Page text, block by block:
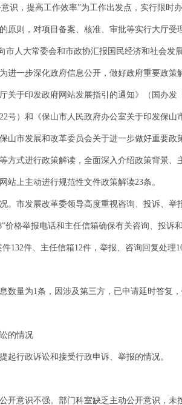
意识，提高工作效率”为工作出发点，实行限
原则，对项目备案、核准、审批等实行大厅受
市人大常委会和市政协汇报国民经济和社会发
进一步深化政府信息公开，做好政府重要政
关于印发政府网站发展指引的通知》（国办
号）和《保山市人民政府办公室关于印发保
山市发展和改革委员会关于进一步做好重要
方式进行政策解读，全面深入介绍政策背景
站上主动进行规范性文件政策解读23条。
。市发展改革委领导高度重视咨询、投诉、
价格举报电话和主任信箱确保有关咨询、投
132件、主任信箱12件，举报、咨询回复处理
数量为1条，因涉及第三方，已申请延时答复
的情况
起行政诉讼和接受行政申诉、举报的情况。
开意识不强。部门科室缺乏主动公开意识，